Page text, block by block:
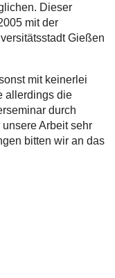
Dieser
mit der
Gießen
mit keinerlei
allerdings die
durch
Arbeit sehr
bitten wir an das